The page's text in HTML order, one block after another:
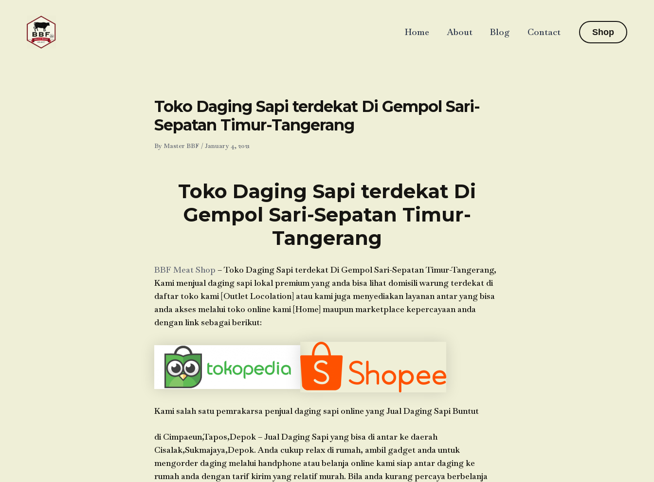
Home About Blog Contact Shop
Toko Daging Sapi terdekat Di Gempol Sari-
Sepatan Timur-Tangerang
By Master BBF /January 4, 2021
Toko Daging Sapi terdekat Di
Gempol Sari-Sepatan Timur-
Tangerang
BBF Meat Shop – Toko Daging Sapi terdekat Di Gempol Sari-Sepatan Timur-Tangerang,
Kami menjual daging sapi lokal premium yang anda bisa lihat domisili warung terdekat di
daftar toko kami [Outlet Locolation] atau kami juga menyediakan layanan antar yang bisa
anda akses melalui toko online kami [Home] maupun marketplace kepercayaan anda
dengan link sebagai berikut:
Kami salah satu pemrakarsa penjual daging sapi online yang Jual Daging Sapi Buntut
di Cimpaeun,Tapos,Depok – Jual Daging Sapi yang bisa di antar ke daerah
Cisalak,Sukmajaya,Depok. Anda cukup relax di rumah, ambil gadget anda untuk
mengorder daging melalui handphone atau belanja online kami siap antar daging ke
rumah anda dengan tarif kirim yang relatif murah. Bila anda kurang percaya berbelanja